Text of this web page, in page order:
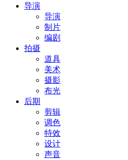
导演
导演
制片
编剧
拍摄
道具
美术
摄影
布光
后期
剪辑
调色
特效
设计
声音